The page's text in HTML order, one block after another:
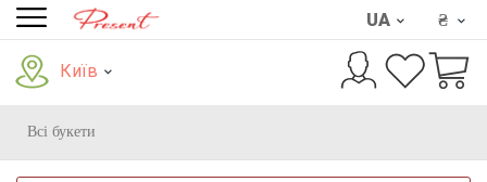
UA ₴
Київ
Всі букети